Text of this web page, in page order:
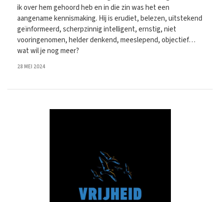
ik over hem gehoord heb en in die zin was het een
aangename kennismaking. Hij is erudiet, belezen, uitstekend
geïnformeerd, scherpzinnig intelligent, ernstig, niet
vooringenomen, helder denkend, meeslepend, objectief…
wat wil je nog meer?
28 MEI 2024